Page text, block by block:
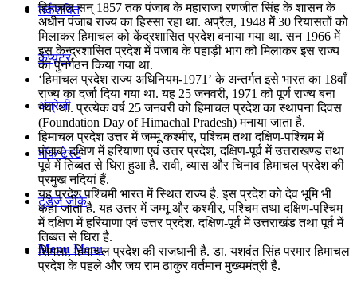
तर्कशक्ति
कंप्यूटर
अंग्रेजी
मॉक टेस्ट
टुडेज जीके
Menu Menu
हिमाचल सन् 1857 तक पंजाब के महाराजा रणजीत सिंह के शासन के
अधीन पंजाब राज्य का हिस्सा रहा था. अप्रैल, 1948 में 30 रियासतों को
मिलाकर हिमाचल को केंद्रशासित प्रदेश बनाया गया था. सन 1966 में
इस केन्द्रशासित प्रदेश में पंजाब के पहाड़ी भाग को मिलाकर इस राज्य
का पुनर्गठन किया गया था.
‘हिमाचल प्रदेश राज्य अधिनियम-1971’ के अन्तर्गत इसे भारत का 18वाँ
राज्य का दर्जा दिया गया था. यह 25 जनवरी, 1971 को पूर्ण राज्य बना
गया था. प्रत्येक वर्ष 25 जनवरी को हिमाचल प्रदेश का स्थापना दिवस
(Foundation Day of Himachal Pradesh) मनाया जाता है.
हिमाचल प्रदेश उत्तर में जम्मू कश्मीर, पश्चिम तथा दक्षिण-पश्चिम में
पंजाब, दक्षिण में हरियाणा एवं उत्तर प्रदेश, दक्षिण-पूर्व में उत्तराखण्ड तथा
पूर्व में तिब्बत से घिरा हुआ है. रावी, ब्यास और चिनाव हिमाचल प्रदेश की
प्रमुख नदियां हैं.
यह प्रदेश पश्चिमी भारत में स्थित राज्य है. इस प्रदेश को देव भूमि भी
कहा जाता है. यह उत्तर में जम्मू और कश्मीर, पश्चिम तथा दक्षिण-पश्चिम
में दक्षिण में हरियाणा एवं उत्तर प्रदेश, दक्षिण-पूर्व में उत्तराखंड तथा पूर्व में
तिब्बत से घिरा है.
शिमला, हिमाचल प्रदेश की राजधानी है. डा. यशवंत सिंह परमार हिमाचल
प्रदेश के पहले और जय राम ठाकुर वर्तमान मुख्यमंत्री हैं.